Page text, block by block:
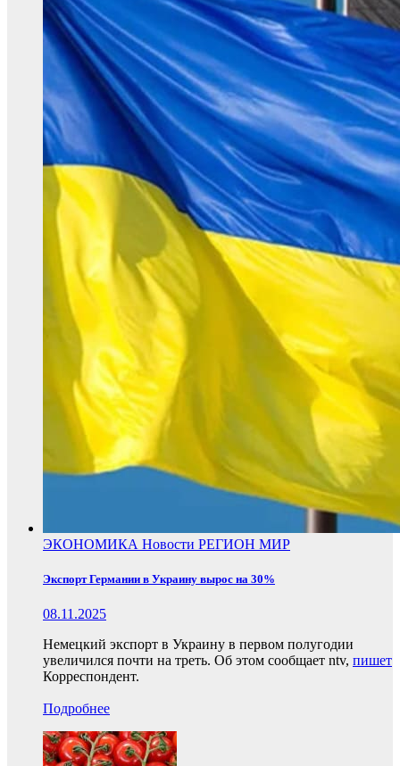
ЭКОНОМИКА Новости РЕГИОН МИР
Экспорт Германии в Украину вырос на 30%
08.11.2025
Немецкий экспорт в Украину в первом полугодии
увеличился почти на треть. Об этом сообщает ntv, пишет
Корреспондент.
Подробнее